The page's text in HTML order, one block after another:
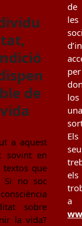
de
a aquest
sovint en
que
Si no soc
sobre
la vida?
de
les
per
los
una
Els
els
a